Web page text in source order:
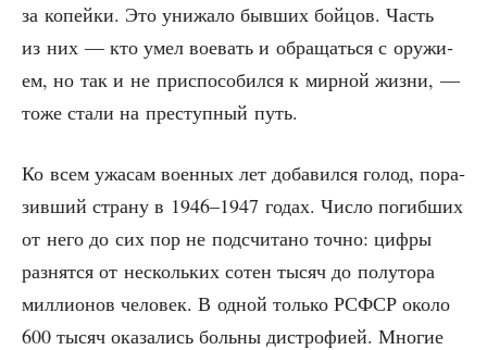
за копей­ки. Это уни­жа­ло быв­ших бой­цов. Часть
из них — кто умел вое­вать и обра­щать­ся с ору­жи­
ем, но так и не при­спо­со­бил­ся к мир­ной жиз­ни, —
тоже ста­ли на пре­ступ­ный путь.
Ко всем ужа­сам воен­ных лет доба­вил­ся голод, пора­
зив­ший стра­ну в 1946–1947 годах. Чис­ло погиб­ших
от него до сих пор не под­счи­та­но точ­но: циф­ры
раз­нят­ся от несколь­ких сотен тысяч до полу­то­ра
мил­ли­о­нов чело­век. В одной толь­ко РСФСР око­ло
600 тысяч ока­за­лись боль­ны дис­тро­фи­ей. Мно­гие